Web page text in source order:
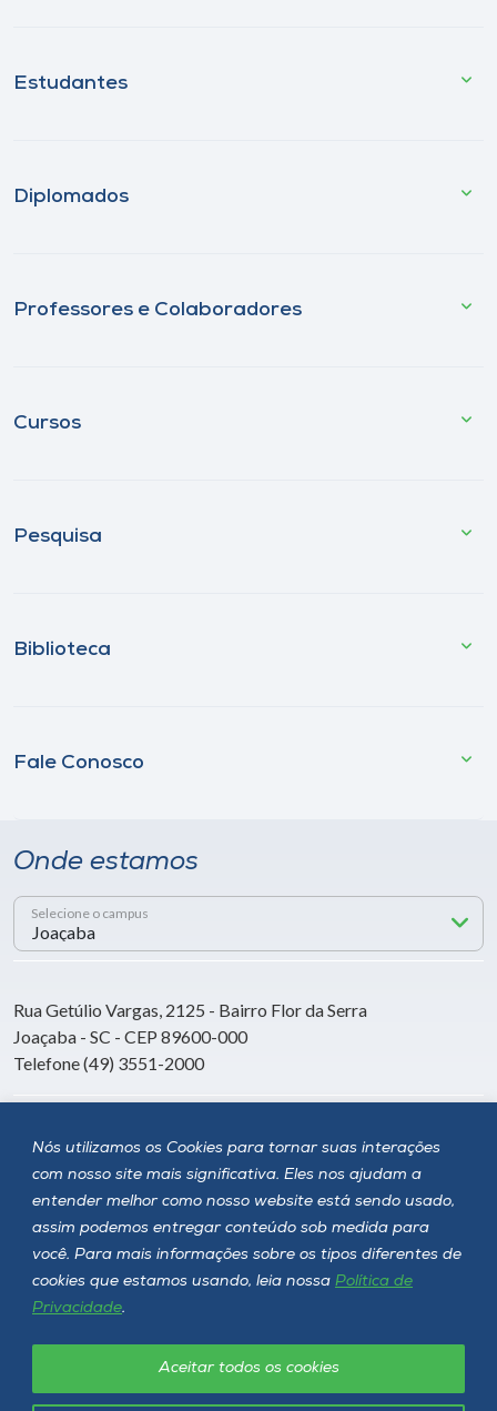
Nós utilizamos os Cookies para tornar suas interações
com nosso site mais significativa. Eles nos ajudam a
entender melhor como nosso website está sendo usado,
assim podemos entregar conteúdo sob medida para
você. Para mais informações sobre os tipos diferentes de
cookies que estamos usando, leia nossa Política de
Privacidade.
Aceitar todos os cookies
Estudantes
Diplomados
Professores e Colaboradores
Cursos
Pesquisa
Biblioteca
Fale Conosco
Onde estamos
Selecione o campus
Rua Getúlio Vargas, 2125 - Bairro Flor da Serra
Joaçaba - SC - CEP 89600-000
Telefone (49) 3551-2000
Siga a Unoesc
Política de privacidade LGPD